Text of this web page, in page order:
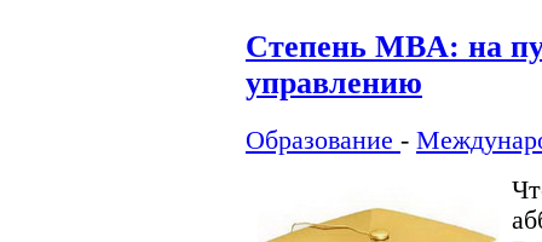
Степень MBA: на
управлению
Образование -